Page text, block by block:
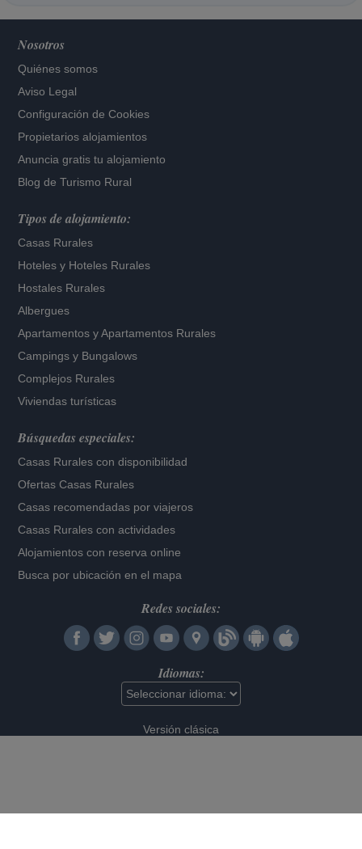
Nosotros
Quiénes somos
Aviso Legal
Configuración de Cookies
Propietarios alojamientos
Anuncia gratis tu alojamiento
Blog de Turismo Rural
Tipos de alojamiento:
Casas Rurales
Hoteles y Hoteles Rurales
Hostales Rurales
Albergues
Apartamentos yApartamentos Rurales
Campings y Bungalows
Complejos Rurales
Viviendas turísticas
Búsquedas especiales:
Casas Rurales con disponibilidad
Ofertas Casas Rurales
Casas recomendadas por viajeros
Casas Rurales con actividades
Alojamientos con reserva online
Busca por ubicación en el mapa
Redes sociales:
Idiomas:
Versión clásica